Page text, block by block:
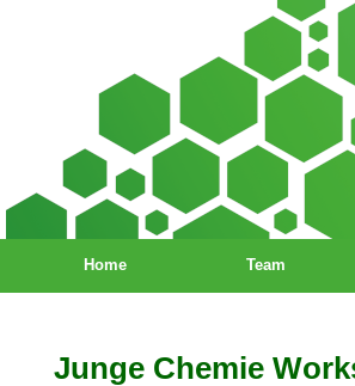
Home Team
Junge Chemie